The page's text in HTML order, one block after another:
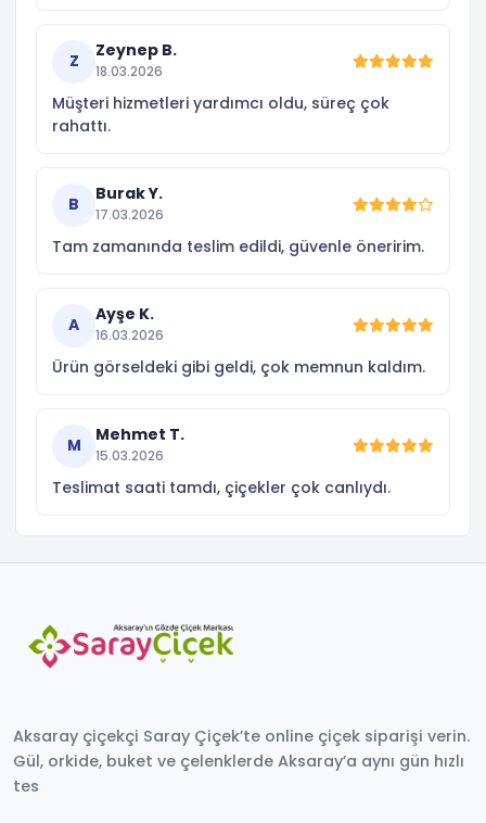
Z
Zeynep B.
18.03.2026
Müşteri hizmetleri yardımcı oldu, süreç çok
rahattı.
B
Burak Y.
17.03.2026
Tam zamanında teslim edildi, güvenle öneririm.
A
Ayşe K.
16.03.2026
Ürün görseldeki gibi geldi, çok memnun kaldım.
M
Mehmet T.
15.03.2026
Teslimat saati tamdı, çiçekler çok canlıydı.
Aksaray çiçekçi Saray Çiçek’te online çiçek siparişi verin.
Gül, orkide, buket ve çelenklerde Aksaray’a aynı gün hızlı
tes